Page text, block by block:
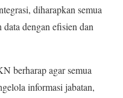
diharapkan semua
dengan efisien dan
berharap agar semua
informasi jabatan,